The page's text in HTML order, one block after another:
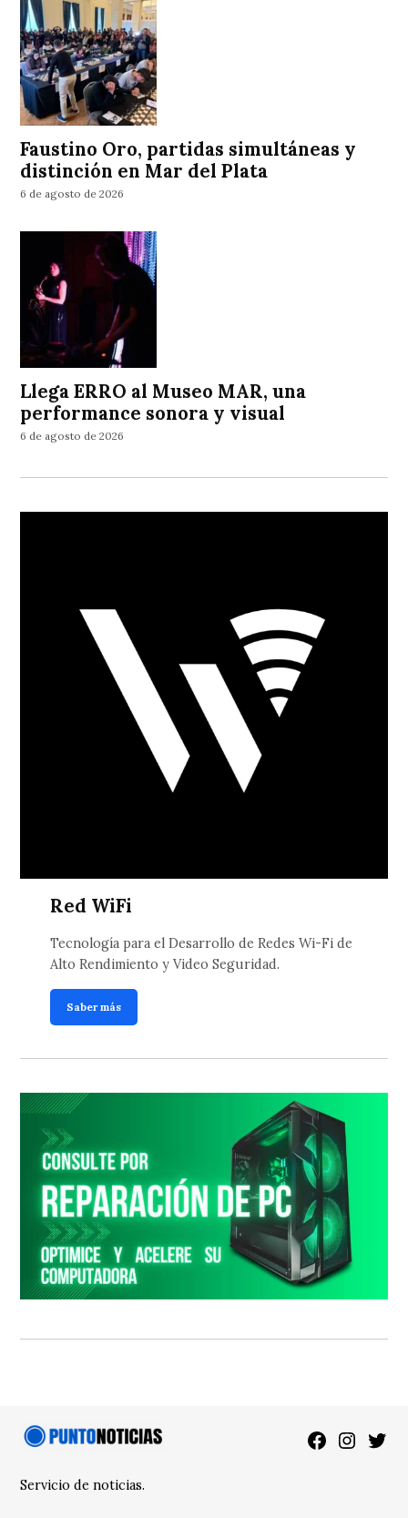
Faustino Oro, partidas simultáneas y
distinción en Mar del Plata
6 de agosto de 2026
Llega ERRO al Museo MAR, una
performance sonora y visual
6 de agosto de 2026
Red WiFi
Tecnología para el Desarrollo de Redes Wi-Fi de
Alto Rendimiento y Video Seguridad.
Saber más
Facebook
Servicio de noticias.